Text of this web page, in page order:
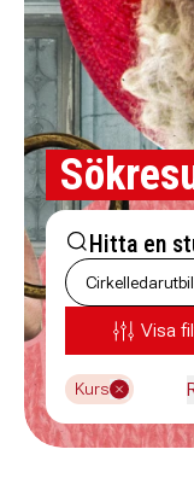
Hitta en
Visa
Kurs